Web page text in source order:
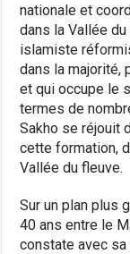
nationale et
dans la Vallée
islamiste
dans la majorité,
et qui occupe le
termes de
Sakho se réjouit
cette formation,
Vallée du fleuve.
Sur un plan plus
40 ans entre le
constate avec